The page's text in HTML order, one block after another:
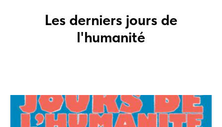
Les derniers jours de
l'humanité